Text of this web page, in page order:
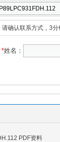
请确认联系方式，3
*姓名：
PDF资料